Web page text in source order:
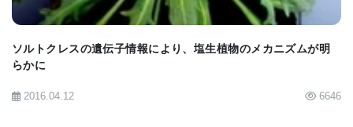
ミトコンドリア・ゲノム全体のアセンブリを完成す
ならなかったということになるが、それだけの価値
はあった。その植物のゲノムは普通のゲノムとは大
ソルトクレスの遺伝子情報により、塩生植物のメカニズムが明
らかに
2016.04.12 6646